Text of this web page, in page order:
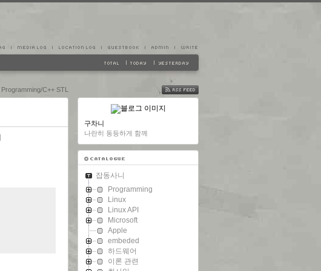
Programming/C++ STL
FEED
구차니
나란히 동등하게 함께
잡동사니
Programming
Linux
Linux API
Microsoft
Apple
embeded
하드웨어
이론 관련